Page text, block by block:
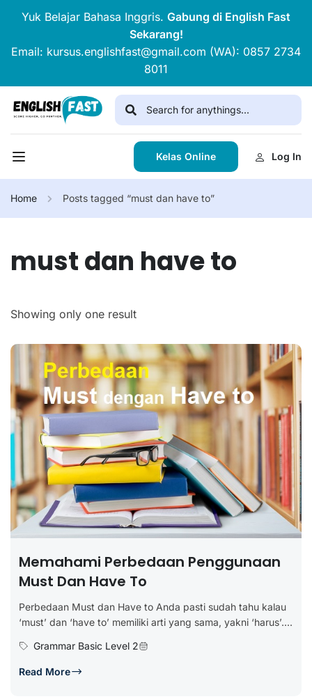
Yuk Belajar Bahasa Inggris. Gabung di English Fast
Sekarang!
Email: kursus.englishfast@gmail.com (WA): 0857 2734
8011
Kelas Online Log In
Home Posts tagged “must dan have to”
must dan have to
Showing only one result
Memahami Perbedaan Penggunaan
Must Dan Have To
Perbedaan Must dan Have to Anda pasti sudah tahu kalau
‘must’ dan ‘have to’ memiliki arti yang sama, yakni ‘harus’....
Grammar Basic Level 2
Read More